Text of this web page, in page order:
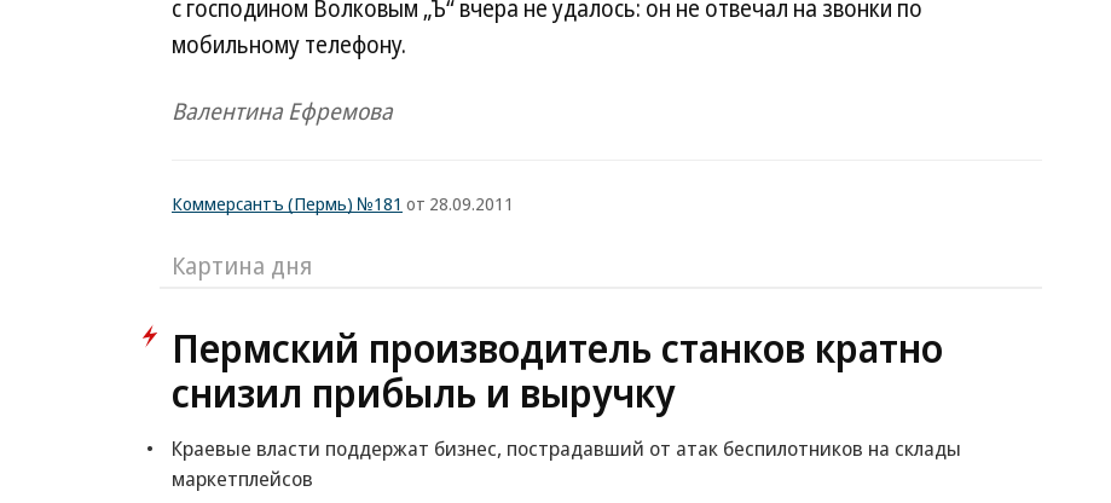
с господином Волковым „Ъ“ вчера не удалось: он не отвечал на звонки по
мобильному телефону.
Валентина Ефремова
Коммерсантъ (Пермь) №181 от 28.09.2011
Картина дня
Пермский производитель станков кратно
снизил прибыль и выручку
Краевые власти поддержат бизнес, пострадавший от атак беспилотников на склады
маркетплейсов